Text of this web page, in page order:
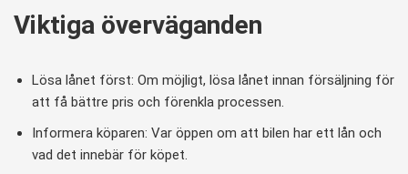
Viktiga överväganden
Lösa lånet först: Om möjligt, lösa lånet innan försäljning för
att få bättre pris och förenkla processen.
Informera köparen: Var öppen om att bilen har ett lån och
vad det innebär för köpet.